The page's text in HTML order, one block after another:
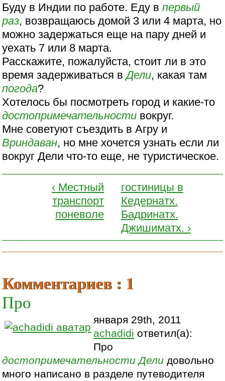
Буду в Индии по работе. Еду впервый
раз, возвращаюсь домой 3 или 4 марта, но
можно задержаться еще на пару дней и
уехать 7 или 8 марта.
Расскажите, пожалуйста, стоит ли в это
время задерживаться вДели, какая там
погода?
Хотелось бы посмотреть город и какие-то
достопримечательности вокруг.
Мне советуют съездить в Агру и
Вриндаван, но мне хочется узнать если ли
вокруг Дели что-то еще, не туристическое.
‹ Местный
транспорт
поневоле
гостиницы в
Кедернатх.
Бадринатх.
Джишиматх. ›
Комментариев : 1
Про
января 29th, 2011
achadidi ответил(а):
Про
достопримечательности Дели довольно
много написано в разделе путеводителя